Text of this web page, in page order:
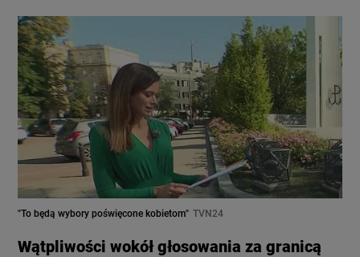
"To będą wybory poświęcone kobietom" TVN24
Wątpliwości wokół głosowania za granicą